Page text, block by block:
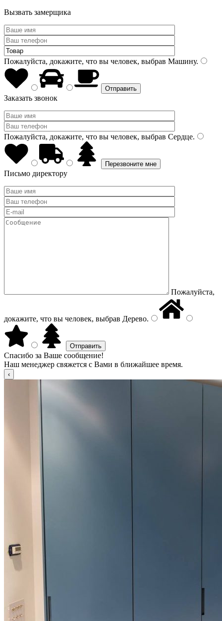
Вызвать замерщика
Пожалуйста, докажите, что вы человек, выбрав Машину.
Заказать звонок
Пожалуйста, докажите, что вы человек, выбрав Сердце.
Письмо директору
Пожалуйста,
докажите, что вы человек, выбрав Дерево.
Спасибо за Ваше сообщение!
Наш менеджер свяжется с Вами в ближайшее время.